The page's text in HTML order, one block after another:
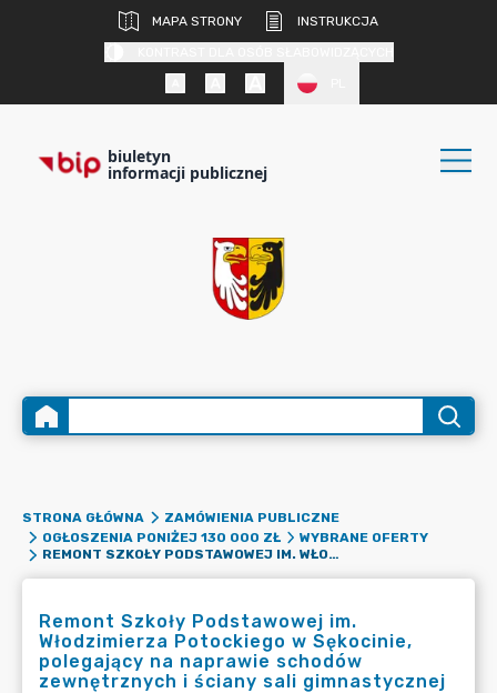
MAPA STRONY
INSTRUKCJA
biuletyn
informacji publicznej
STRONA GŁÓWNA
ZAMÓWIENIA PUBLICZNE
OGŁOSZENIA PONIŻEJ 130 000 ZŁ
WYBRANE OFERTY
REMONT SZKOŁY PODSTAWOWEJ IM. WŁODZIMIERZA POTOCKIEGO W SĘKOCINIE, POLEGAJĄCY NA NAPRAWIE SCHODÓW ZEWNĘTRZNYCH I ŚCIANY SALI GIMNASTYCZNEJ
Remont Szkoły Podstawowej im.
Włodzimierza Potockiego w Sękocinie,
polegający na naprawie schodów
zewnętrznych i ściany sali gimnastycznej